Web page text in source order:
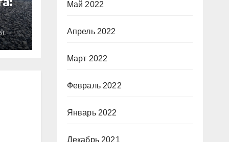
Май 2022
Апрель 2022
Март 2022
Февраль 2022
Январь 2022
Декабрь 2021